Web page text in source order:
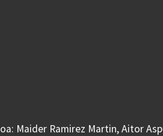
Maider Ramirez Martin, Aitor